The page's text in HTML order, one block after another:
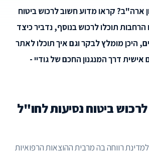
ארה"ב? קראו מדוע חשוב לרכוש ביטוח
תוכלו לרכוש בנוסף, נדביר כיצד
היכן מומלץ לבקר וגם איך תוכלו לאתר
אישית דרך המנגנון החכם של גודיי -
ביטוח נסיעות לחו"ל
רווחה בה מרבית ההוצאות הרפואיות